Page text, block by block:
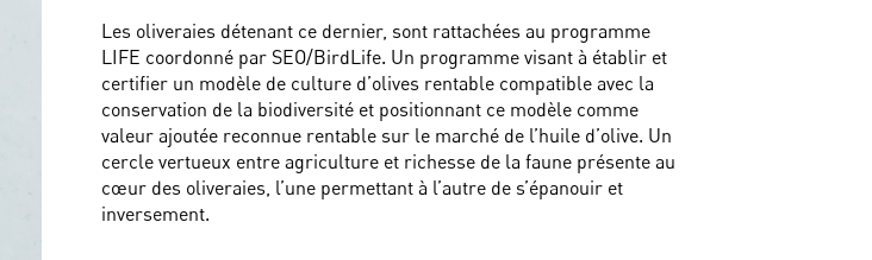
Les oliveraies détenant ce dernier, sont rattachées au programme
LIFE coordonné par SEO/BirdLife. Un programme visant à établir et
certifier un modèle de culture d’olives rentable compatible avec la
conservation de la biodiversité et positionnant ce modèle comme
valeur ajoutée reconnue rentable sur le marché de l’huile d’olive. Un
cercle vertueux entre agriculture et richesse de la faune présente au
cœur des oliveraies, l’une permettant à l’autre de s’épanouir et
inversement.